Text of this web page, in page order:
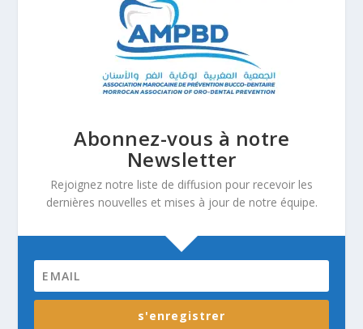
Abonnez-vous à notre
Newsletter
Rejoignez notre liste de diffusion pour recevoir les
dernières nouvelles et mises à jour de notre équipe.
s'enregistrer